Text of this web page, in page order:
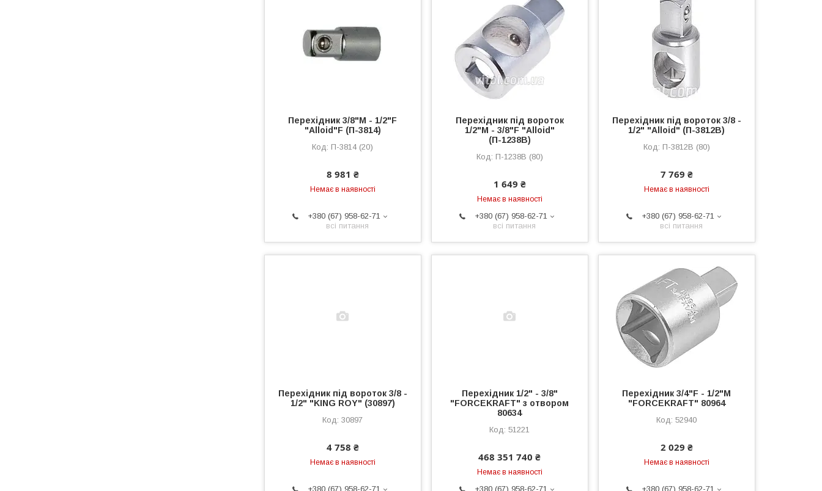
Перехідник 3/8"M - 1/2"F
"Alloid"F (П-3814)
П-3814 (20)
8 981 ₴
Немає в наявності
+380 (67) 958-62-71
всі питання
Перехідник під вороток
1/2"M - 3/8"F "Alloid"
(П-1238В)
П-1238В (80)
1 649 ₴
Немає в наявності
+380 (67) 958-62-71
всі питання
Перехідник під вороток 3/8 -
1/2" "Alloid" (П-3812В)
П-3812В (80)
7 769 ₴
Немає в наявності
+380 (67) 958-62-71
всі питання
Перехідник під вороток 3/8 -
1/2" "KING ROY" (30897)
30897
4 758 ₴
Немає в наявності
+380 (67) 958-62-71
Перехідник 1/2" - 3/8"
"FORCEKRAFT" з отвором
80634
51221
468 351 740 ₴
Немає в наявності
+380 (67) 958-62-71
Перехідник 3/4"F - 1/2"M
"FORCEKRAFT" 80964
52940
2 029 ₴
Немає в наявності
+380 (67) 958-62-71